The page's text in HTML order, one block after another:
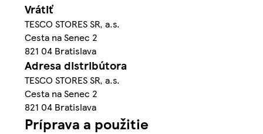
Vrátiť
TESCO STORES SR, a.s.
Cesta na Senec 2
821 04 Bratislava
Adresa distribútora
TESCO STORES SR, a.s.
Cesta na Senec 2
821 04 Bratislava
Príprava a použitie